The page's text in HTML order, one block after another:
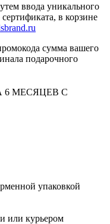
ввода уникального
в корзине
сумма вашего
подарочного
6 МЕСЯЦЕВ С
упаковкой
или курьером